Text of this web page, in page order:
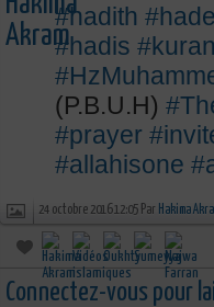
#hadith
#hadis
(P.B.U.H)
#prayer
#allahisone
24 octobre 2016 12:05 Par Hakima
Connectez-vous pour